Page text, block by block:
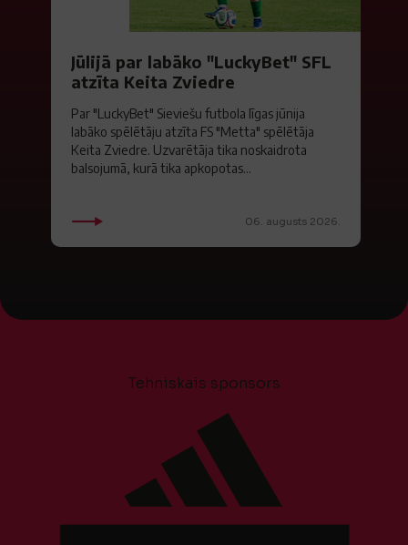
Jūlijā par labāko "LuckyBet" SFL
atzīta Keita Zviedre
Par "LuckyBet" Sieviešu futbola līgas jūnija
labāko spēlētāju atzīta FS "Metta" spēlētāja
Keita Zviedre. Uzvarētāja tika noskaidrota
balsojumā, kurā tika apkopotas...
06. augusts 2026.
Tehniskais sponsors